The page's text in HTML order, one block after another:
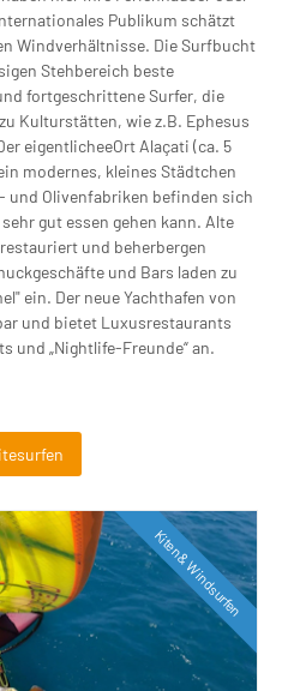
Publikum schätzt
Windverhältnisse. Die Surfbucht
Stehbereich beste
fortgeschrittene Surfer, die
Kulturstätten, wie z.B. Ephesus
eigentlicheeOrt Alaçati (ca. 5
modernes, kleines Städtchen
und Olivenfabriken befinden sich
gut essen gehen kann. Alte
und beherbergen
und Bars laden zu
ein. Der neue Yachthafen von
und bietet Luxusrestaurants
und „Nightlife-Freunde“ an.
Kiten & Windsurfen